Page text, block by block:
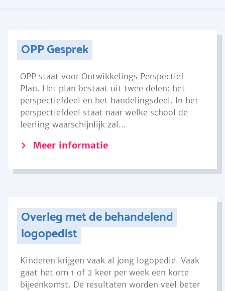
OPP Gesprek
OPP staat voor Ontwikkelings Perspectief
Plan. Het plan bestaat uit twee delen: het
perspectiefdeel en het handelingsdeel. In het
perspectiefdeel staat naar welke school de
leerling waarschijnlijk zal...
Meer informatie
Overleg met de behandelend
logopedist
Kinderen krijgen vaak al jong logopedie. Vaak
gaat het om 1 of 2 keer per week een korte
bijeenkomst. De resultaten worden veel beter